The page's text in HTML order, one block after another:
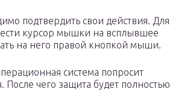
подтвердить свои действия. Для
курсор мышки на всплывшее
на него правой кнопкой мыши.
система попросит
После чего защита будет полностью